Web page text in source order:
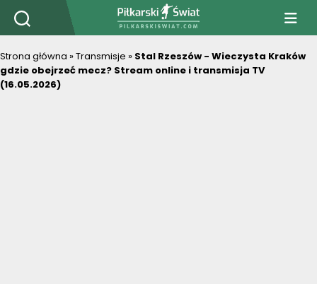
PiłkarskiSwiat.com
Strona główna »Transmisje » Stal Rzeszów - Wieczysta Kraków
gdzie obejrzeć mecz? Stream online i transmisja TV
(16.05.2026)